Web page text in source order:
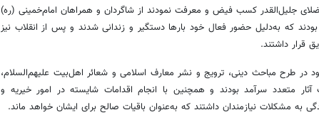
جلیل‌القدر کسب فیض و معرفت نمودند از شاگردان و همراهان امام‌خمینی (ره)
که به‌دلیل حضور فعال خود بارها دستگیر و زندانی شدند و پس از انقلاب نیز
قرار داشتند.
در طرح مباحث دینی، ترویج و نشر معارف اسلامی و شعائر اهل‌بیت علیهم‌السلام،
متعدد سرآمد بودند و همچنین با انجام اقدامات شایسته در امور خیریه و
به مشکلات نیازمندان داشتند که به‌عنوان باقیات صالح برای ایشان خواهد ماند.